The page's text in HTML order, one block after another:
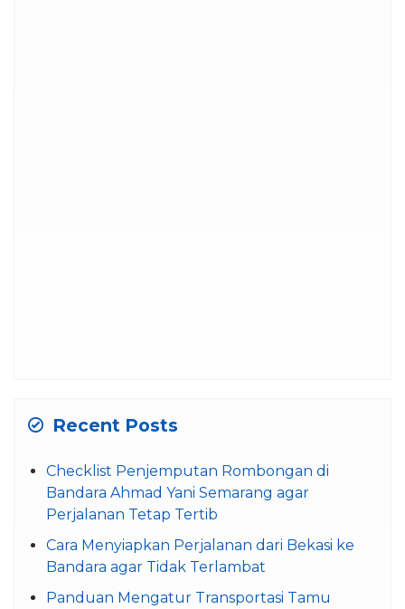
Recent Posts
Checklist Penjemputan Rombongan di
Bandara Ahmad Yani Semarang agar
Perjalanan Tetap Tertib
Cara Menyiapkan Perjalanan dari Bekasi ke
Bandara agar Tidak Terlambat
Panduan Mengatur Transportasi Tamu